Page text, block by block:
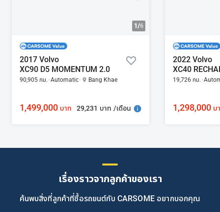
1/6
2017 Volvo
XC90 D5 MOMENTUM 2.0
90,905 กม. Automatic Bang Khae
1,499,000 บาท 29,231 บาท /เดือน
2022 Volvo
19,726 กม.
1,298,000 บ
เรื่องราวจากลูกค้าของเรา
ค้นพบสิ่งที่ลูกค้าที่ซื้อรถยนต์กับ CARSOME อยากบอกคุณ